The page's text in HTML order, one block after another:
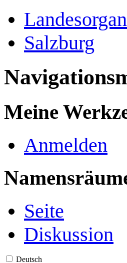
Salzburg
Meine
Anmelden
Seite
Diskussion
Deutsch